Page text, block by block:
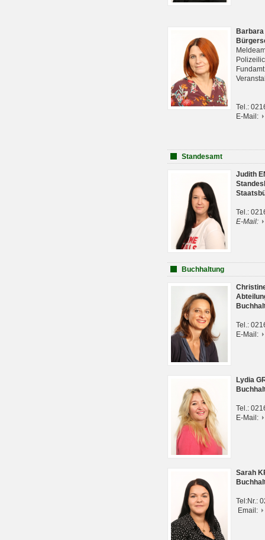
Tel.:
E-Mail:
Standesamt
Judith
Tel.:
E-Mail:
Buchhaltung
Tel.:
E-Mail:
Lydia
Tel.:
E-Mail:
Sarah
Tel:Nr.:
Email: